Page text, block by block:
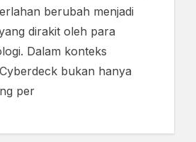
berubah menjadi
dirakit oleh para
Dalam konteks
bukan hanya
per